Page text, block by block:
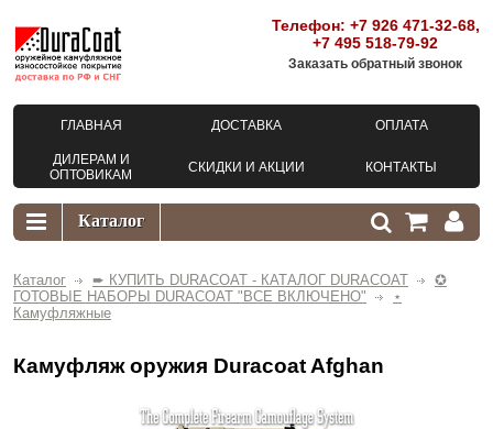
Телефон: +7 926 471-32-68,
+7 495 518-79-92
Заказать обратный звонок
ГЛАВНАЯ ДОСТАВКА ОПЛАТА
ДИЛЕРАМ И
ОПТОВИКАМ
СКИДКИ И АКЦИИ КОНТАКТЫ
Каталог ➨ КУПИТЬ DURACOAT - КАТАЛОГ DURACOAT
✪
ГОТОВЫЕ НАБОРЫ DURACOAT "ВСЕ ВКЛЮЧЕНО"
⋆
Камуфляжные
Камуфляж оружия Duracoat Afghan